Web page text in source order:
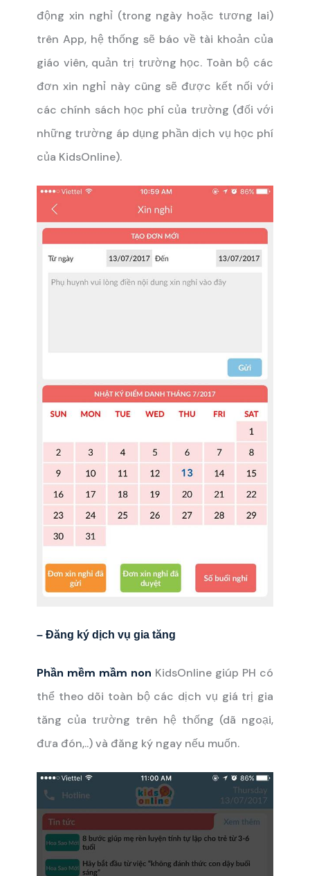
động xin nghỉ (trong ngày hoặc tương lai)
trên App, hệ thống sẽ báo về tài khoản của
giáo viên, quản trị trường học. Toàn bộ các
đơn xin nghỉ này cũng sẽ được kết nối với
các chính sách học phí của trường (đối với
những trường áp dụng phần dịch vụ học phí
của KidsOnline).
– Đăng ký dịch vụ gia tăng
Phần mềm mầm non KidsOnline giúp PH có
thể theo dõi toàn bộ các dịch vụ giá trị gia
tăng của trường trên hệ thống (dã ngoại,
đưa đón,..) và đăng ký ngay nếu muốn.